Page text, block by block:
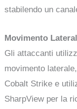
stabilendo un
Movimento
Gli attaccanti
movimento
Cobalt Strike e
SharpView per la